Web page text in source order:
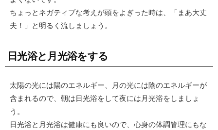
ちょっとネガティブな考えが頭をよぎった時は、「まあ大丈
夫！」と明るく流しましょう。
日光浴と月光浴をする
太陽の光には陽のエネルギー、月の光には陰のエネルギーが
含まれるので、朝は日光浴をして夜には月光浴をしましょ
う。
日光浴と月光浴は健康にも良いので、心身の体調管理にもな